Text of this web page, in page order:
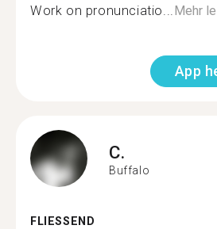
Work on pronunciatio... Mehr
App
C.
Buffalo
FLIESSEND